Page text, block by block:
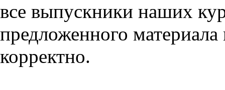
все выпускники наших
предложенного
корректно.